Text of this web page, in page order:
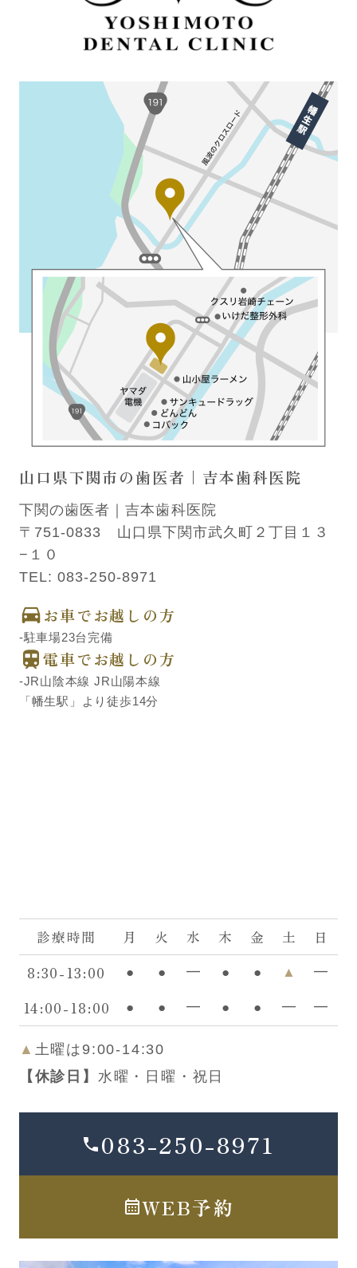
山口県下関市の歯医者｜吉本歯科医院
下関の歯医者｜吉本歯科医院
〒751-0833 山口県下関市武久町２丁目１３
−１０
TEL:083-250-8971
お車でお越しの方
-駐車場23台完備
電車でお越しの方
-JR山陰本線 JR山陽本線
「幡生駅」より徒歩14分
診療時間 月 火 水 木 金 土
日
8:30-13:00
● ● ━ ● ● ▲ ━
14:00-18:00 ● ● ━ ● ● ━ ━
▲ 土曜は9:00-14:30
【休診日】 水曜・日曜・祝日
083-250-8971
WEB予約